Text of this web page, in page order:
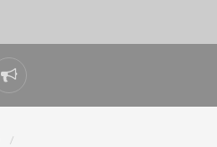
Denunciar
problema